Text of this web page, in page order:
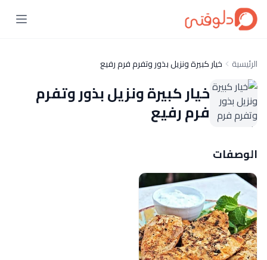
الرئيسية خيار كبيرة ونزيل بذور وتفرم فرم رفيع
خيار كبيرة ونزيل بذور وتفرم
فرم رفيع
الوصفات